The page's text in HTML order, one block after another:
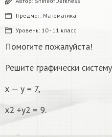
Предмет: Математика
Уровень: 10 - 11 класс
Помогите пожалуйста!
Решите графически
х — у = 7,
х2 +у2 = 9.